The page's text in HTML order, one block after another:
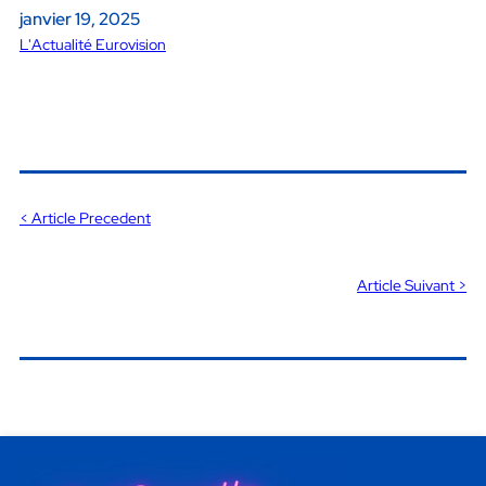
janvier 19, 2025
L'Actualité Eurovision
< Article Precedent
Article Suivant >